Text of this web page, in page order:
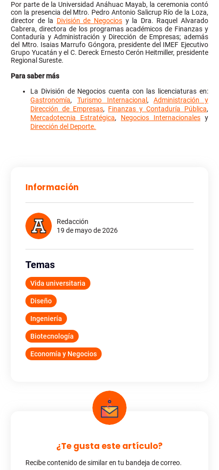
Por parte de la Universidad Anáhuac Mayab, la ceremonia contó
con la presencia del Mtro. Pedro Antonio Salicrup Río de la Loza,
director de la División de Negocios y la Dra. Raquel Alvarado
Cabrera, directora de los programas académicos de Finanzas y
Contaduría y Administración y Dirección de Empresas; además
del Mtro. Isaias Marrufo Góngora, presidente del IMEF Ejecutivo
Grupo Yucatán y el C. Dereck Ernesto Cerón Heitmiller, presidente
Regional Sureste.
Para saber más
La División de Negocios cuenta con las licenciaturas en:
Gastronomía, Turismo Internacional ,Administración y
Dirección de Empresas, Finanzas y Contaduría Pública,
Mercadotecnia Estratégica, Negocios Internacionalesy
Dirección del Deporte.
Información
Redacción
19 de mayo de 2026
Temas
Vida universitaria
Diseño
Ingeniería
Biotecnología
Economía y Negocios
¿Te gusta este artículo?
Recibe contenido de similar en tu bandeja de correo.